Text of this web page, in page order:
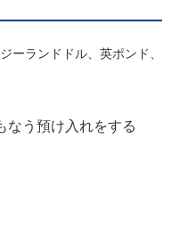
ーランドドル、英ポンド、
なう預け入れをする